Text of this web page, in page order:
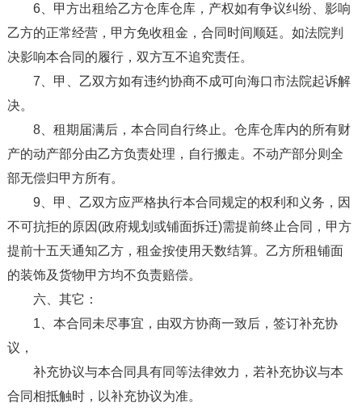
6、甲方出租给乙方仓库仓库，产权如有争议纠纷、影响
乙方的正常经营，甲方免收租金，合同时间顺廷。如法院判
决影响本合同的履行，双方互不追究责任。
7、甲、乙双方如有违约协商不成可向海口市法院起诉解
决。
8、租期届满后，本合同自行终止。仓库仓库内的所有财
产的动产部分由乙方负责处理，自行搬走。不动产部分则全
部无偿归甲方所有。
9、甲、乙双方应严格执行本合同规定的权利和义务，因
不可抗拒的原因(政府规划或铺面拆迁)需提前终止合同，甲方
提前十五天通知乙方，租金按使用天数结算。乙方所租铺面
的装饰及货物甲方均不负责赔偿。
六、其它：
1、本合同未尽事宜，由双方协商一致后，签订补充协
议，
补充协议与本合同具有同等法律效力，若补充协议与本
合同相抵触时，以补充协议为准。